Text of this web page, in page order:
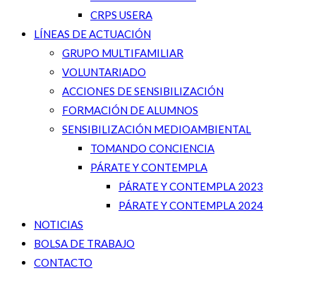
CRPS USERA
LÍNEAS DE ACTUACIÓN
GRUPO MULTIFAMILIAR
VOLUNTARIADO
ACCIONES DE SENSIBILIZACIÓN
FORMACIÓN DE ALUMNOS
SENSIBILIZACIÓN MEDIOAMBIENTAL
TOMANDO CONCIENCIA
PÁRATE Y CONTEMPLA
PÁRATE Y CONTEMPLA 2023
PÁRATE Y CONTEMPLA 2024
NOTICIAS
BOLSA DE TRABAJO
CONTACTO